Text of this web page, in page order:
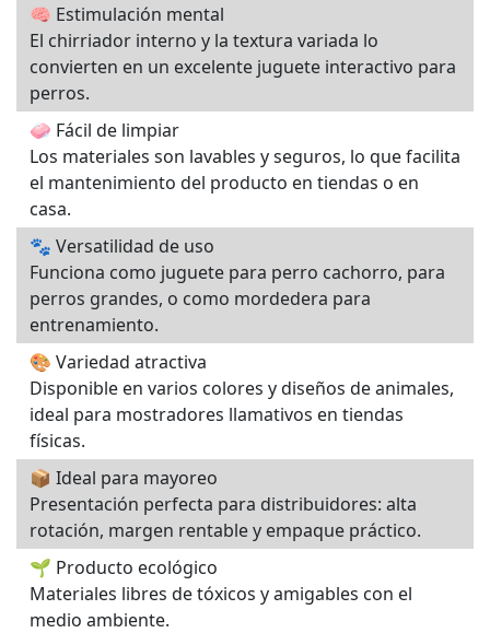
🧠 Estimulación mental
El chirriador interno y la textura variada lo
convierten en un excelente juguete interactivo para
perros.
🧼 Fácil de limpiar
Los materiales son lavables y seguros, lo que facilita
el mantenimiento del producto en tiendas o en
casa.
🐾 Versatilidad de uso
Funciona como juguete para perro cachorro, para
perros grandes, o como mordedera para
entrenamiento.
🎨 Variedad atractiva
Disponible en varios colores y diseños de animales,
ideal para mostradores llamativos en tiendas
físicas.
📦 Ideal para mayoreo
Presentación perfecta para distribuidores: alta
rotación, margen rentable y empaque práctico.
🌱 Producto ecológico
Materiales libres de tóxicos y amigables con el
medio ambiente.